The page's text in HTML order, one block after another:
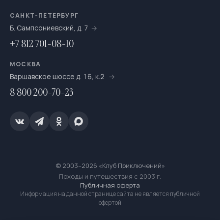
Можно с детьми
Можно с собакой
На байдарках
На морских каяках
На одноместных байдарках
САНКТ-ПЕТЕРБУРГ
Б. Сампсониевский, д. 7
+7 812 701-08-10
МОСКВА
Варшавское шоссе д. 16, к.2
8 800 200-70-23
© 2003–2026 «Клуб Приключений»
Походы и путешествия с 2003 г.
Публичная оферта
Информация на данной странице сайта не является публичной
офертой